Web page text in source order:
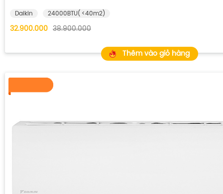
Daikin 24000BTU( <40m2)
32.900.000 38.900.000
Thêm vào giỏ hàng